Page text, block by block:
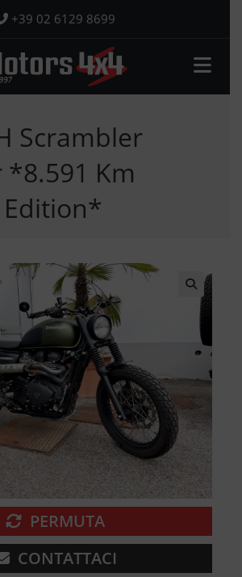
+39 02 6129 8699
Scrambler
Km
PERMUTA
CONTATTACI